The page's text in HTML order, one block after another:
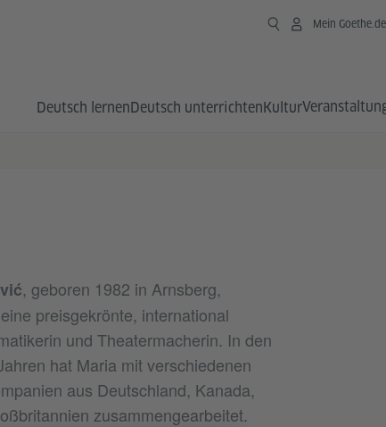
Mein Goethe.de
Deutsch lernenDeutsch unterrichtenKultur
, geboren 1982 in Arnsberg,
preisgekrönte, international
und Theatermacherin. In den
hat Maria mit verschiedenen
aus Deutschland, Kanada,
zusammengearbeitet.